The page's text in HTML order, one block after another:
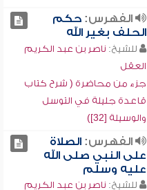
الفهرس:حكم
الحلف بغير الله
للشيخ: ناصر بن عبد الكريم
العقل
جزء من محاضرة ( شرح كتاب
قاعدة جليلة في التوسل
والوسيلة [32])
الفهرس:الصلاة
على النبي صلى الله
عليه وسلم
للشيخ: ناصر بن عبد الكريم